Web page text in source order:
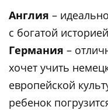
Англия –
с богатой
Германия –
хочет учить
европейской
ребенок